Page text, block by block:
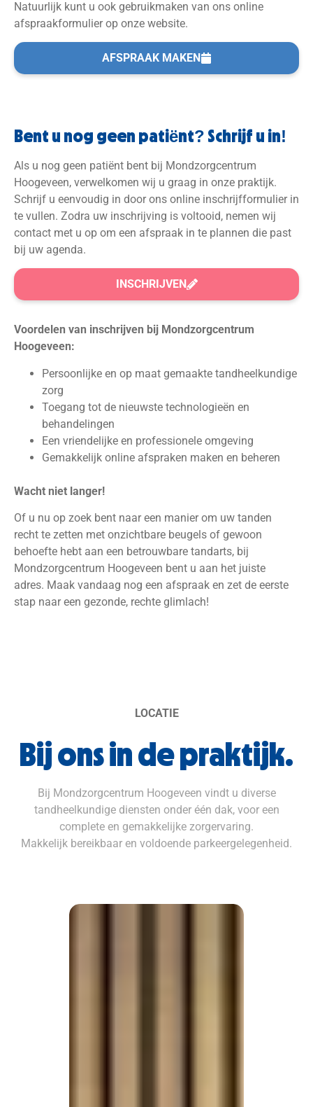
Natuurlijk kunt u ook gebruikmaken van ons online
afspraakformulier op onze website.
AFSPRAAK MAKEN
Bent u nog geen patiënt? Schrijf u in!
Als u nog geen patiënt bent bij Mondzorgcentrum
Hoogeveen, verwelkomen wij u graag in onze praktijk.
Schrijf u eenvoudig in door ons online inschrijfformulier in
te vullen. Zodra uw inschrijving is voltooid, nemen wij
contact met u op om een afspraak in te plannen die past
bij uw agenda.
INSCHRIJVEN
Voordelen van inschrijven bij Mondzorgcentrum
Hoogeveen:
Persoonlijke en op maat gemaakte tandheelkundige
zorg
Toegang tot de nieuwste technologieën en
behandelingen
Een vriendelijke en professionele omgeving
Gemakkelijk online afspraken maken en beheren
Wacht niet langer!
Of u nu op zoek bent naar een manier om uw tanden
recht te zetten met onzichtbare beugels of gewoon
behoefte hebt aan een betrouwbare tandarts, bij
Mondzorgcentrum Hoogeveen bent u aan het juiste
adres. Maak vandaag nog een afspraak en zet de eerste
stap naar een gezonde, rechte glimlach!
LOCATIE
Bij ons in de praktijk.
Bij Mondzorgcentrum Hoogeveen vindt u diverse
tandheelkundige diensten onder één dak, voor een
complete en gemakkelijke zorgervaring.
Makkelijk bereikbaar en voldoende parkeergelegenheid.